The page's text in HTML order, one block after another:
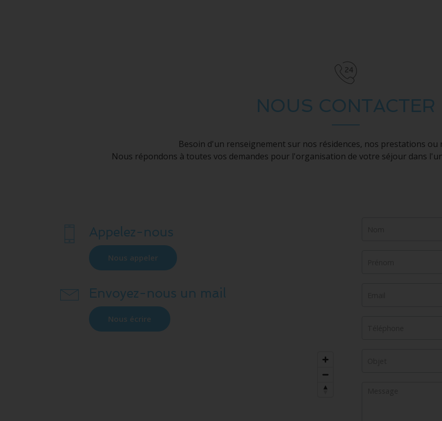
NOUS CONTACTER
Besoin d'un renseignement sur nos résidences, nos prestations ou
Nous répondons à toutes vos demandes pour l'organisation de votre séjour dans
Appelez-nous
Nous appeler
Envoyez-nous un mail
Nous écrire